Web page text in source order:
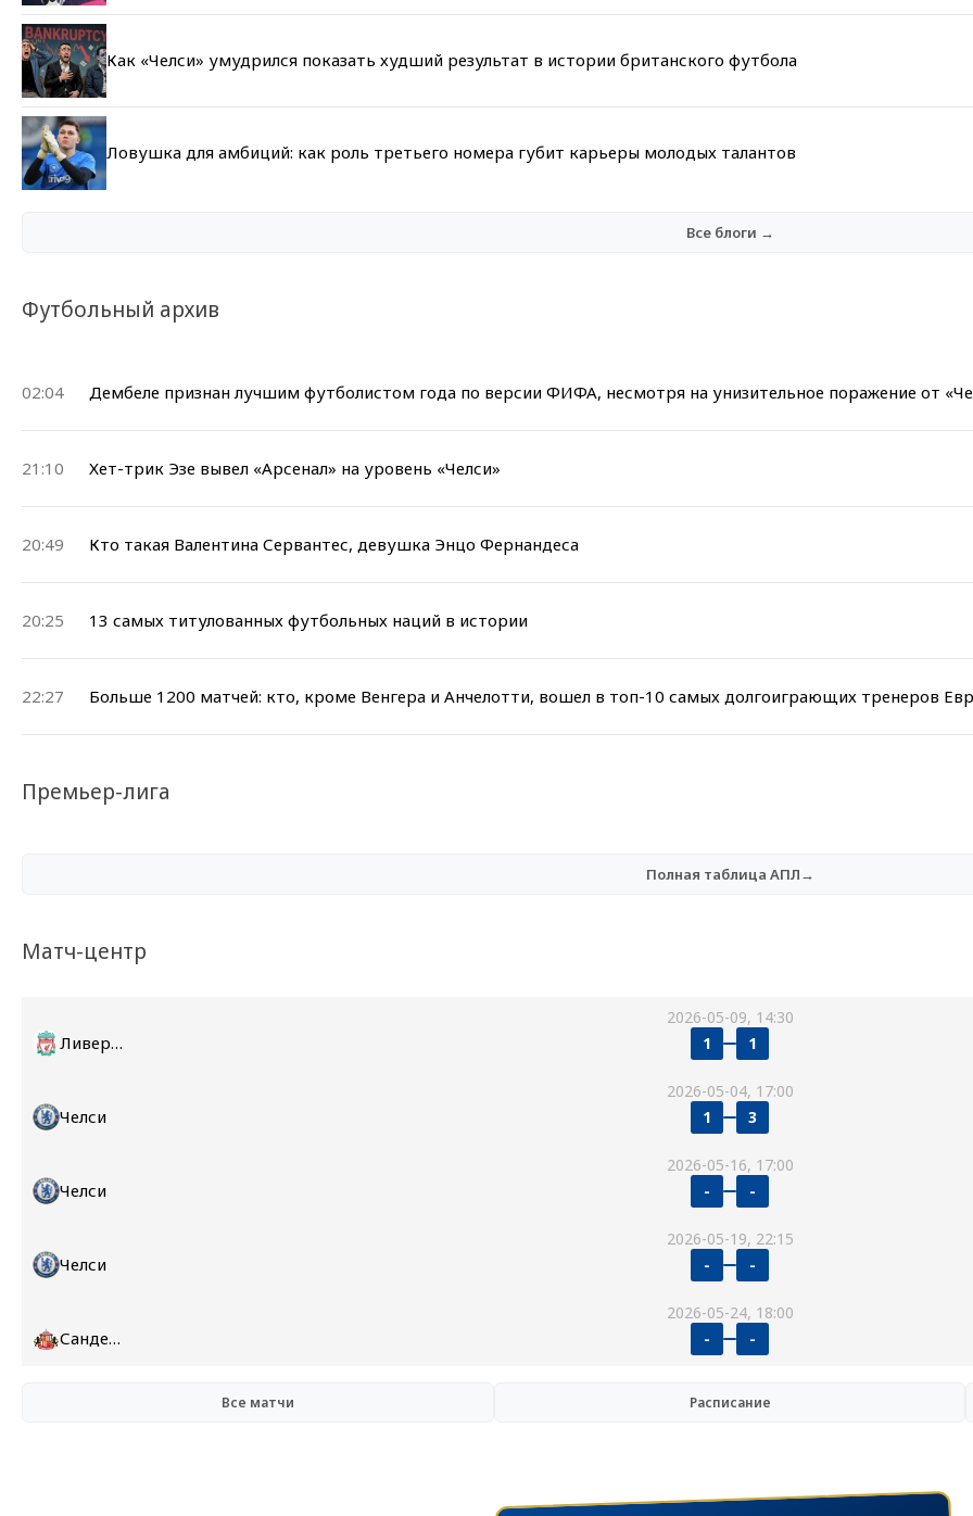
Как «Челси» умудрился показать худший результат в истории британского футбола
Ловушка для амбиций: как роль третьего номера губит карьеры молодых талантов
Все блоги →
Футбольный архив
02:04 Дембеле признан лучшим футболистом года по версии ФИФА, несмотря на унизительное поражение от
21:10 Хет-трик Эзе вывел «Арсенал» на уровень «Челси»
20:49 Кто такая Валентина Сервантес, девушка Энцо Фернандеса
20:25 13 самых титулованных футбольных наций в истории
22:27 Больше 1200 матчей: кто, кроме Венгера и Анчелотти, вошел в топ-10 самых долгоиграющих тренеров
Премьер-лига
Полная таблица АПЛ→
Матч-центр
2026-05-09, 14:30
Ливерпуль 1 1
2026-05-04, 17:00
Челси 1 3
2026-05-16, 17:00
Челси - -
2026-05-19, 22:15
Челси - -
2026-05-24, 18:00
Сандерленд - -
Все матчи Расписание